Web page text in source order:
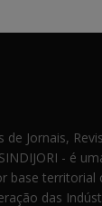
Jornais,
- é
base territorial
das